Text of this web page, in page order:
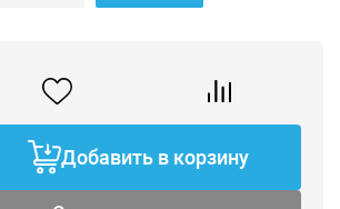
Добавить в корзину